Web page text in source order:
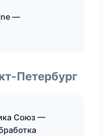
—
Петербург
Союз —